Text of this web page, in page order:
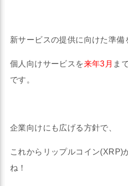
新サービスの提供に向けた準備
個人向けサービスを来年3月 ま
です。
企業向けにも広げる方針で、
これからリップルコイン(XRP)
ね！